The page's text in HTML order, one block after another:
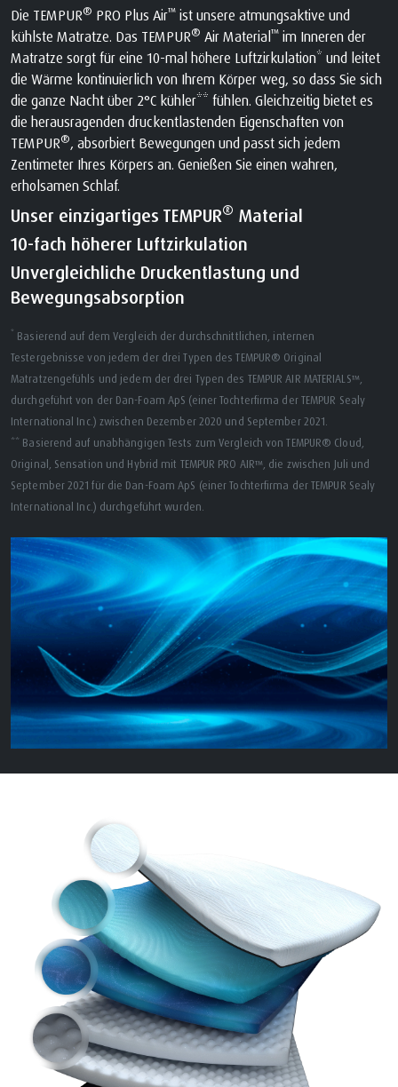
Die TEMPUR® PRO Plus Air™ ist unsere atmungsaktive und
kühlste Matratze. Das TEMPUR® Air Material™ im Inneren der
Matratze sorgt für eine 10-mal höhere Luftzirkulation* und leitet
die Wärme kontinuierlich von Ihrem Körper weg, so dass Sie sich
die ganze Nacht über 2°C kühler** fühlen. Gleichzeitig bietet es
die herausragenden druckentlastenden Eigenschaften von
TEMPUR®, absorbiert Bewegungen und passt sich jedem
Zentimeter Ihres Körpers an. Genießen Sie einen wahren,
erholsamen Schlaf.
Unser einzigartiges TEMPUR® Material
10-fach höherer Luftzirkulation
Unvergleichliche Druckentlastung und
Bewegungsabsorption
* Basierend auf dem Vergleich der durchschnittlichen, internen
Testergebnisse von jedem der drei Typen des TEMPUR® Original
Matratzengefühls und jedem der drei Typen des TEMPUR AIR MATERIALS™,
durchgeführt von der Dan-Foam ApS (einer Tochterfirma der TEMPUR Sealy
International Inc.) zwischen Dezember 2020 und September 2021.
** Basierend auf unabhängigen Tests zum Vergleich von TEMPUR® Cloud,
Original, Sensation und Hybrid mit TEMPUR PRO AIR™, die zwischen Juli und
September 2021 für die Dan-Foam ApS (einer Tochterfirma der TEMPUR Sealy
International Inc.) durchgeführt wurden.